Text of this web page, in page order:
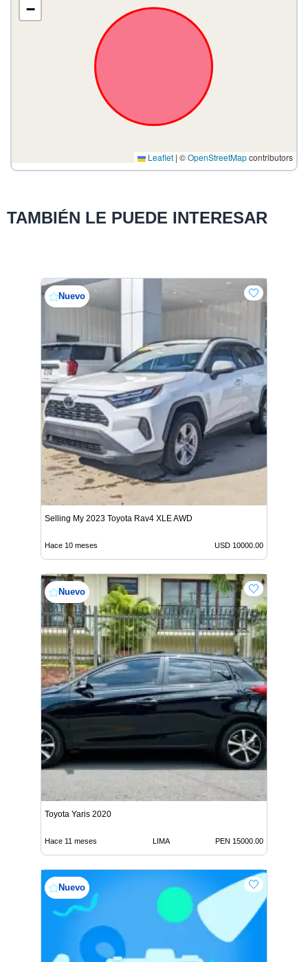
−
Leaflet | ©OpenStreetMapcontributors
TAMBIÉN LE PUEDE INTERESAR
Nuevo
Selling My 2023 Toyota Rav4 XLE AWD
Hace 10 meses USD 10000.00
Nuevo
Toyota Yaris 2020
Hace 11 meses LIMA PEN 15000.00
Nuevo